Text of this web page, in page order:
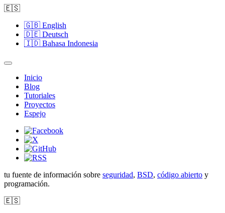
🇪🇸
🇬🇧 English
🇩🇪 Deutsch
🇮🇩 Bahasa Indonesia
Inicio
Blog
Tutoriales
Proyectos
Espejo
tu fuente de información sobre seguridad, BSD, código abierto y
programación.
🇪🇸